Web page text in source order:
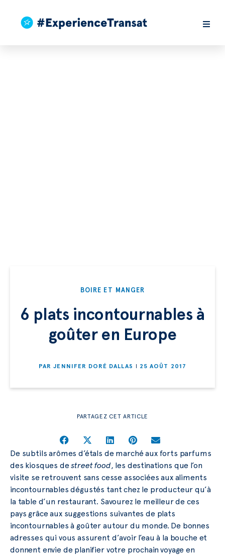
BOIRE ET MANGER
6 plats incontournables à
goûter en Europe
PAR JENNIFER DORÉ DALLAS 25 AOÛT 2017
PARTAGEZ CET ARTICLE
De subtils arômes d’étals de marché aux forts parfums
des kiosques destreet food, les destinations que l’on
visite se retrouvent sans cesse associées aux aliments
incontournables dégustés tant chez le producteur qu’à
la table d’un restaurant. Savourez le meilleur de ces
pays grâce aux suggestions suivantes de plats
incontournables à goûter autour du monde. De bonnes
adresses qui vous assurent d’avoir l’eau à la bouche et
donnent envie de planifier votre prochain voyage en